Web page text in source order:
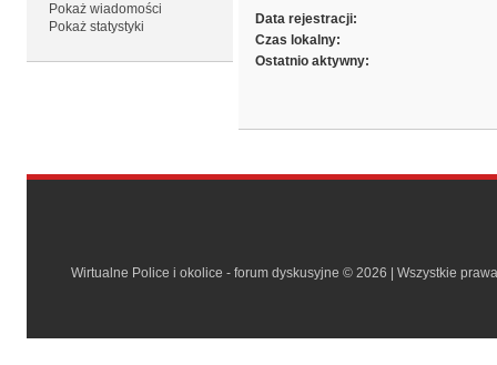
Pokaż wiadomości
Pokaż statystyki
Data rejestracji:
Czas lokalny:
Ostatnio aktywny:
Wirtualne Police i okolice - forum dyskusyjne © 2026 | Wszystkie